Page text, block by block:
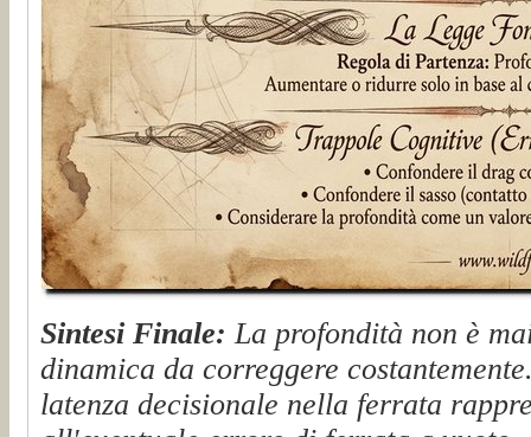
Sintesi Finale: La profondità non è
dinamica da correggere
latenza decisionale nella ferrata